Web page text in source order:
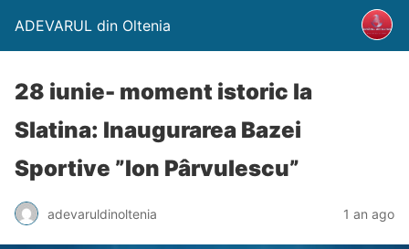
ADEVARUL din Oltenia
28 iunie- moment istoric la
Slatina: Inaugurarea Bazei
Sportive ”Ion Pârvulescu”
adevaruldinoltenia 1 an ago